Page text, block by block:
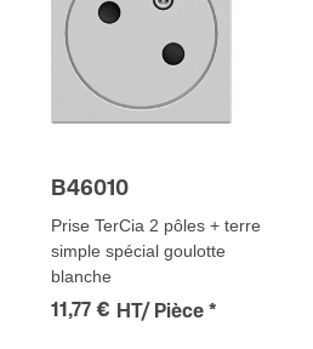
B46010
Prise TerCia 2 pôles + terre
simple spécial goulotte
blanche
11,77 € HT/ Pièce *